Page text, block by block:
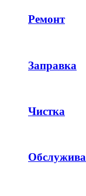
Ремонт
Заправка
Чистка